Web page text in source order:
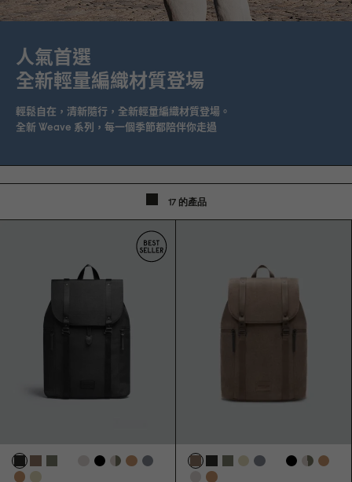
人氣首選
全新輕量編織材質登場
輕鬆自在，清新隨行，全新輕量編織材質登場。
全新 Weave 系列，每一個季節都陪伴你走過
17 的產品